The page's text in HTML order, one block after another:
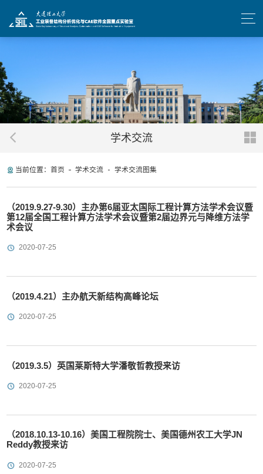
学术交流
当前位置： 首页 学术交流 学术交流图集
（2019.9.27-9.30）主办第6届亚太国际工程计算方法学术会议暨
第12届全国工程计算方法学术会议暨第2届边界元与降维方法学
术会议
2020-07-25
（2019.4.21）主办航天新结构高峰论坛
2020-07-25
（2019.3.5）英国莱斯特大学潘敬哲教授来访
2020-07-25
（2018.10.13-10.16）美国工程院院士、美国德州农工大学JN
Reddy教授来访
2020-07-25